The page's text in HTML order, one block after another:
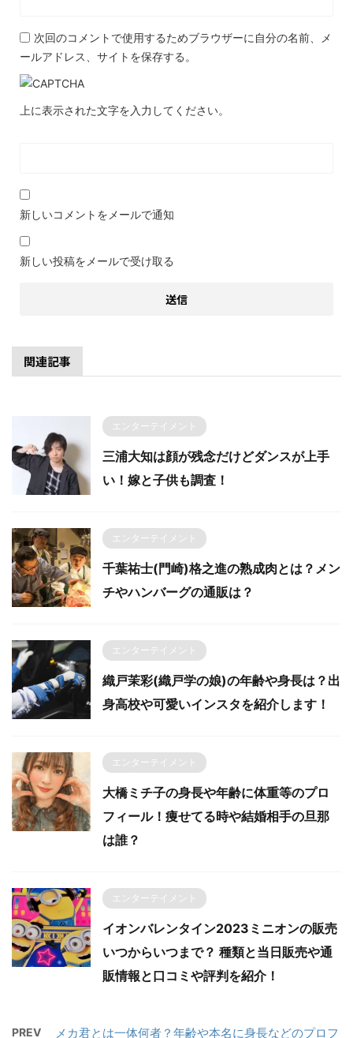
次回のコメントで使用するためブラウザーに自分の名前、メ
ールアドレス、サイトを保存する。
上に表示された文字を入力してください。
新しいコメントをメールで通知
新しい投稿をメールで受け取る
関連記事
エンターテイメント
三浦大知は顔が残念だけどダンスが上手
い！嫁と子供も調査！
エンターテイメント
千葉祐士(門崎)格之進の熟成肉とは？メン
チやハンバーグの通販は？
エンターテイメント
織戸茉彩(織戸学の娘)の年齢や身長は？出
身高校や可愛いインスタを紹介します！
エンターテイメント
大橋ミチ子の身長や年齢に体重等のプロ
フィール！痩せてる時や結婚相手の旦那
は誰？
エンターテイメント
イオンバレンタイン2023ミニオンの販売
いつからいつまで？ 種類と当日販売や通
販情報と口コミや評判を紹介！
PREV メカ君とは一体何者？年齢や本名に身長などのプロフ